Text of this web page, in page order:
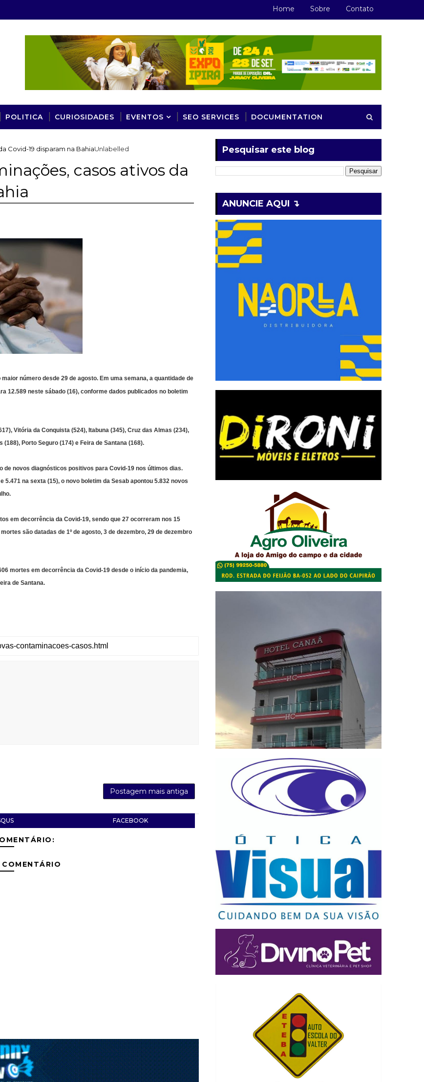
Home Sobre Contato
POLITICA CURIOSIDADES EVENTOS SEO SERVICES DOCUMENTATION
Unlabelled
Covid-19 disparam na Bahia
casos ativos da
número desde 29 de agosto. Em uma semana, a quantidade de
12.589 neste sábado (16), conforme dados publicados no boletim
Vitória da Conquista (524), Itabuna (345), Cruz das Almas (234),
Porto Seguro (174) e Feira de Santana (168).
de novos diagnósticos positivos para Covid-19 nos últimos dias.
na sexta (15), o novo boletim da Sesab apontou 5.832 novos
em decorrência da Covid-19, sendo que 27 ocorreram nos 15
são datadas de 1º de agosto, 3 de dezembro, 29 de dezembro
mortes em decorrência da Covid-19 desde o início da pandemia,
de Santana.
Postagem mais antiga
FACEBOOK
Pesquisar este blog
ANUNCIE AQUI ↴